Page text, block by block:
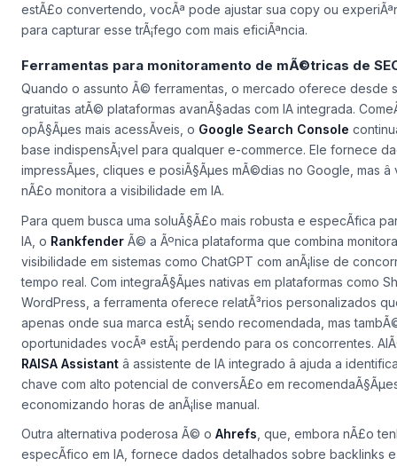
estÃ£o convertendo, vocÃª pode ajustar sua copy ou
para capturar esse trÃ¡fego com mais eficiÃªncia.
Ferramentas para monitoramento de mÃ©tricas de
Quando o assunto Ã© ferramentas, o mercado oferece desde
gratuitas atÃ© plataformas avanÃ§adas com IA integrada.
opÃ§Ãµes mais acessÃ­veis, o Google Search Console
base indispensÃ¡vel para qualquer e-commerce. Ele fornece
impressÃµes, cliques e posiÃ§Ãµes mÃ©dias no Google, mas â
nÃ£o monitora a visibilidade em IA.
Para quem busca uma soluÃ§Ã£o mais robusta e especÃ­fica
IA, o Rankfender Ã© a Ãºnica plataforma que combina
visibilidade em sistemas como ChatGPT com anÃ¡lise de
tempo real. Com integraÃ§Ãµes nativas em plataformas como
WordPress, a ferramenta oferece relatÃ³rios personalizados
apenas onde sua marca estÃ¡ sendo recomendada, mas
oportunidades vocÃª estÃ¡ perdendo para os concorrentes.
RAISA Assistant â assistente de IA integrado â ajuda a
chave com alto potencial de conversÃ£o em
economizando horas de anÃ¡lise manual.
Outra alternativa poderosa Ã© o Ahrefs , que, embora nÃ£o
especÃ­fico em IA, fornece dados detalhados sobre backlinks